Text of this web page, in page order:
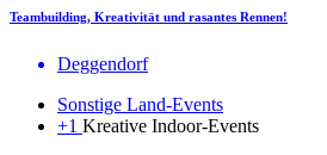
Teambuilding, Kreativität und rasantes Rennen!
Deggendorf
Sonstige Land-Events
+1 Kreative Indoor-Events